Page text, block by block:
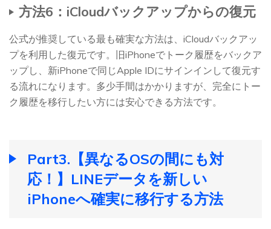
方法6：iCloudバックアップからの復元
公式が推奨している最も確実な方法は、iCloudバックアッ
プを利用した復元です。旧iPhoneでトーク履歴をバックア
ップし、新iPhoneで同じApple IDにサインインして復元す
る流れになります。多少手間はかかりますが、完全にトー
ク履歴を移行したい方には安心できる方法です。
Part3.【異なるOSの間にも対
応！】LINEデータを新しい
iPhoneへ確実に移行する方法